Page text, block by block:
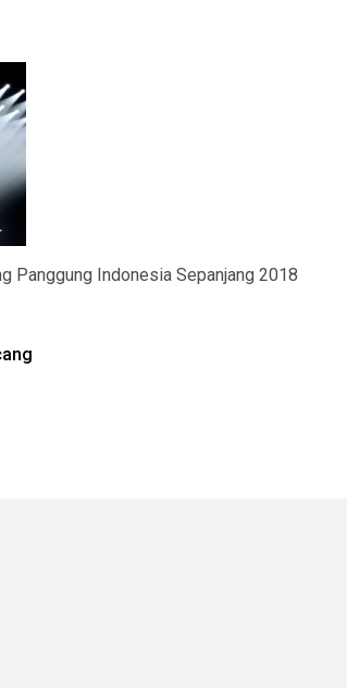
Panggung Indonesia Sepanjang 2018